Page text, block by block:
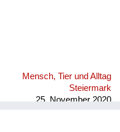
Mensch, Tier und Alltag
Steiermark
25. November 2020